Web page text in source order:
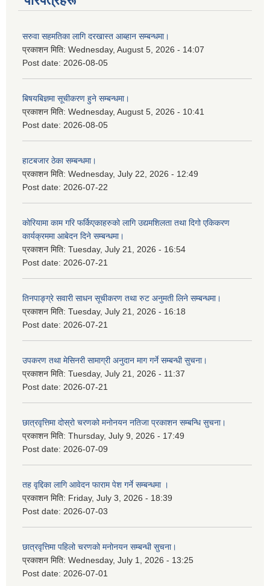
सरुवा सहमतिका लागि दरखास्त आब्हान सम्बन्धमा।
प्रकाशन मिति: Wednesday, August 5, 2026 - 14:07
Post date: 2026-08-05
बिषयबिज्ञमा सूचीकरण हुने सम्बन्धमा।
प्रकाशन मिति: Wednesday, August 5, 2026 - 10:41
Post date: 2026-08-05
हाटबजार ठेका सम्बन्धमा।
प्रकाशन मिति: Wednesday, July 22, 2026 - 12:49
Post date: 2026-07-22
कोरियामा काम गरि फर्किएकाहरुको लागि उद्यमशिलता तथा दिगो एकिकरण
कार्यक्रममा आबेदन दिने सम्बन्धमा।
प्रकाशन मिति: Tuesday, July 21, 2026 - 16:54
Post date: 2026-07-21
तिनपाङ्ग्रे सवारी साधन सूचीकरण तथा रुट अनुमती लिने सम्बन्धमा।
प्रकाशन मिति: Tuesday, July 21, 2026 - 16:18
Post date: 2026-07-21
उपकरण तथा मेसिनरी सामाग्री अनुदान माग गर्ने सम्बन्धी सुचना।
प्रकाशन मिति: Tuesday, July 21, 2026 - 11:37
Post date: 2026-07-21
छात्रवृत्तिमा दोस्रो चरणको मनोनयन नतिजा प्रकाशन सम्बन्धि सुचना।
प्रकाशन मिति: Thursday, July 9, 2026 - 17:49
Post date: 2026-07-09
तह वृद्दिका लागि आवेदन फाराम पेश गर्ने सम्बन्धमा ।
प्रकाशन मिति: Friday, July 3, 2026 - 18:39
Post date: 2026-07-03
छात्रवृत्तिमा पहिलो चरणको मनोनयन सम्बन्धी सुचना।
प्रकाशन मिति: Wednesday, July 1, 2026 - 13:25
Post date: 2026-07-01